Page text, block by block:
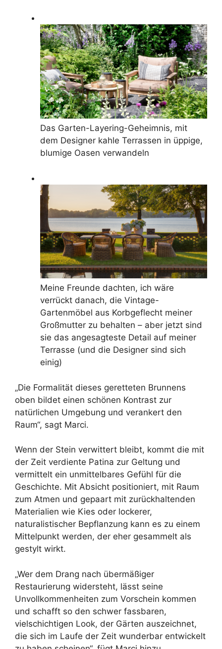
Das Garten-Layering-Geheimnis, mit
dem Designer kahle Terrassen in üppige,
blumige Oasen verwandeln
Meine Freunde dachten, ich wäre
verrückt danach, die Vintage-
Gartenmöbel aus Korbgeflecht meiner
Großmutter zu behalten – aber jetzt sind
sie das angesagteste Detail auf meiner
Terrasse (und die Designer sind sich
einig)
„Die Formalität dieses geretteten Brunnens
oben bildet einen schönen Kontrast zur
natürlichen Umgebung und verankert den
Raum“, sagt Marci.
Wenn der Stein verwittert bleibt, kommt die mit
der Zeit verdiente Patina zur Geltung und
vermittelt ein unmittelbares Gefühl für die
Geschichte. Mit Absicht positioniert, mit Raum
zum Atmen und gepaart mit zurückhaltenden
Materialien wie Kies oder lockerer,
naturalistischer Bepflanzung kann es zu einem
Mittelpunkt werden, der eher gesammelt als
gestylt wirkt.
„Wer dem Drang nach übermäßiger
Restaurierung widersteht, lässt seine
Unvollkommenheiten zum Vorschein kommen
und schafft so den schwer fassbaren,
vielschichtigen Look, der Gärten auszeichnet,
die sich im Laufe der Zeit wunderbar entwickelt